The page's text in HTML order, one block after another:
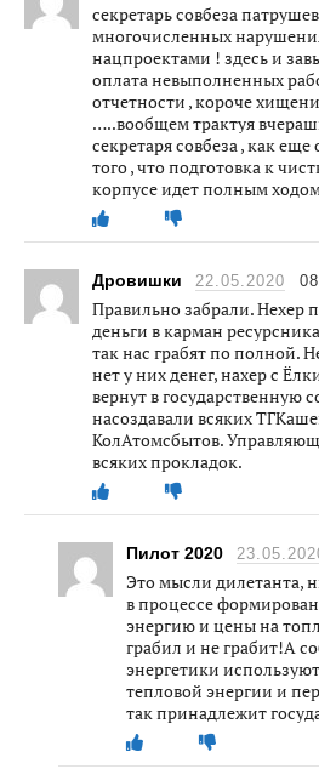
секретарь совбеза
многочисленных
нацпроектами ! здесь и
оплата невыполненных
отчетности , короче
…..вообщем трактуя
секретаря совбеза , как
того , что подготовка к
корпусе идет полным
Дровишки 22.05.2020
Правильно забрали. Нехер
деньги в карман
так нас грабят по полной.
нет у них денег, нахер с
вернут в государственную
насоздавали всяких
КолАтомсбытов.
всяких прокладок.
Пилот 2020
Это мысли дилетанта,
в процессе
энергию и цены на
грабил и не грабит!А
энергетики
тепловой энергии и
так принадлежит